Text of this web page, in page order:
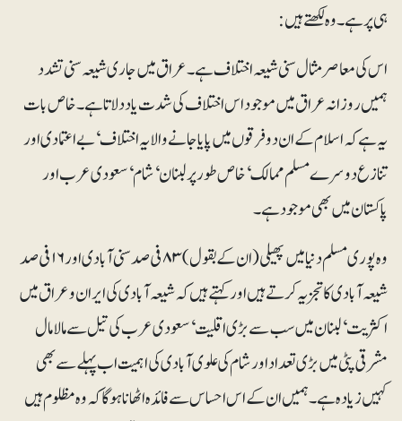
ہی پر ہے۔ وہ لکھتے ہیں:
اس کی معاصر مثال سنی شیعہ اختلاف ہے۔ عراق میں جاری شیعہ سنی تشدد
ہمیں روزانہ عراق میں موجود اس اختلاف کی شدت یاد دلاتا ہے۔ خاص بات
یہ ہے کہ اسلام کے ان دو فرقوں میں پایا جانے والا یہ اختلاف‘ بے اعتمادی اور
تنازع دوسرے مسلم ممالک‘ خاص طور پر لبنان‘ شام‘ سعودی عرب اور
پاکستان میں بھی موجود ہے۔
وہ پوری مسلم دنیا میں پھیلی (ان کے بقول) ۸۳ فی صد سنی آبادی اور ۱۶ فی صد
شیعہ آبادی کا تجزیہ کرتے ہیں اور کہتے ہیں کہ شیعہ آبادی کی ایران و عراق میں
اکثریت‘ لبنان میں سب سے بڑی اقلیت‘ سعودی عرب کی تیل سے مالامال
مشرقی پٹی میں بڑی تعداد اور شام کی علوی آبادی کی اہمیت اب پہلے سے بھی
کہیں زیادہ ہے۔ ہمیں ان کے اس احساس سے فائدہ اٹھانا ہوگا کہ وہ مظلوم ہیں